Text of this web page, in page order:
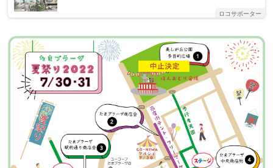
ロコサポーター